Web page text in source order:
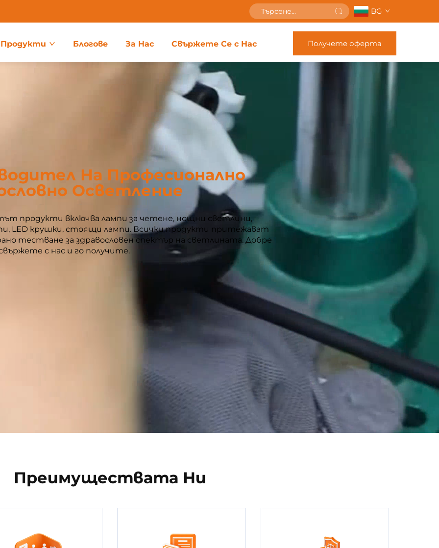
BG
Продукти Блогове За Нас Свържете Се с Нас Получете оферта
На Професионално
Осветление
продукти включва лампи за четене, нощни светлини,
LED крушки, стоящи лампи. Всички продукти притежават
тестване за здравословен спектър на светлината. Добре
с нас и го получите.
Преимуществата Ни